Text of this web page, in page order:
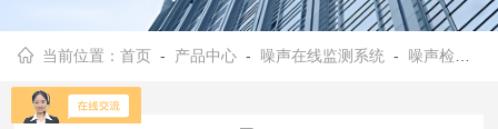
当前位置：首页 - 产品中心 - 噪声在线监测系统 - 噪声检测仪